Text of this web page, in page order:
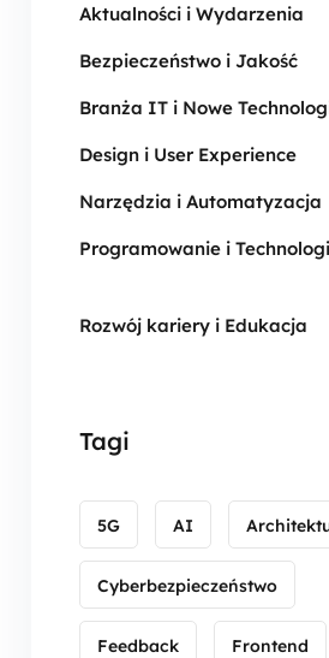
Aktualności i Wydarzenia
Bezpieczeństwo i Jakość
Branża IT i Nowe
Design i User Experience
Narzędzia i Automatyzacja
Programowanie i
Rozwój kariery i Edukacja
Tagi
5G AI
Cyberbezpieczeństwo
Feedback Frontend